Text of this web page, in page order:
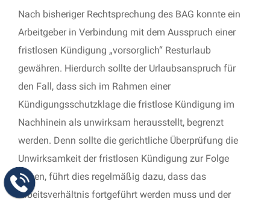
Nach bisheriger Rechtsprechung des BAG konnte ein
Arbeitgeber in Verbindung mit dem Ausspruch einer
fristlosen Kündigung „vorsorglich“ Resturlaub
gewähren. Hierdurch sollte der Urlaubsanspruch für
den Fall, dass sich im Rahmen einer
Kündigungsschutzklage die fristlose Kündigung im
Nachhinein als unwirksam herausstellt, begrenzt
werden. Denn sollte die gerichtliche Überprüfung die
Unwirksamkeit der fristlosen Kündigung zur Folge
haben, führt dies regelmäßig dazu, dass das
Arbeitsverhältnis fortgeführt werden muss und der